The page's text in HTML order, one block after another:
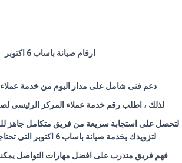
ارقام صيانة باساب 6 اكتوبر
دعم فنى شامل على مدار اليوم من خدمة عملاء باساب 6
لذلك ، اطلب رقم خدمة عملاء المركز الرئيسى لصيانة
لتحصل على استجابة سريعة من فريق متكامل جاهز
لتزويدك بخدمة صيانة باساب 6 اكتوبر التى تحتاجها الى باب بيتك ،
فهم فريق متدرب على افضل مهارات التواصل يمكنه